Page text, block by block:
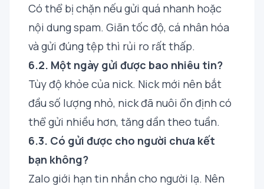
Có thể bị chặn nếu gửi quá nhanh hoặc
nội dung spam. Giãn tốc độ, cá nhân hóa
và gửi đúng tệp thì rủi ro rất thấp.
6.2. Một ngày gửi được bao nhiêu tin?
Tùy độ khỏe của nick. Nick mới nên bắt
đầu số lượng nhỏ, nick đã nuôi ổn định có
thể gửi nhiều hơn, tăng dần theo tuần.
6.3. Có gửi được cho người chưa kết
bạn không?
Zalo giới hạn tin nhắn cho người lạ. Nên